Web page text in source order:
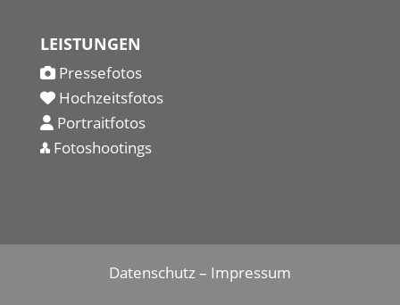
LEISTUNGEN
Pressefotos
Hochzeitsfotos
Portraitfotos
Fotoshootings
Datenschutz– Impressum